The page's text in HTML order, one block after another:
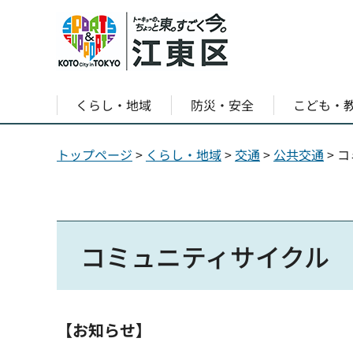
くらし・地域 防災・安全 こども・
トップページ > くらし・地域> 交通> 公共交通>
コミュニティサイクル
【お知らせ】